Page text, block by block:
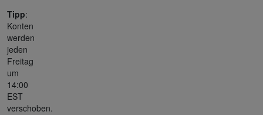
Tipp:
Konten
werden
jeden
Freitag
um
14:00
EST
verschoben.